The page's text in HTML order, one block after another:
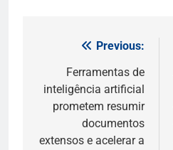
Navegação
Post
Previous:
Ferramentas de
inteligência artificial
prometem resumir
documentos
extensos e acelerar a